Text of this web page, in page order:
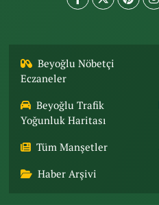
Beyoğlu Nöbetçi
Eczaneler
Beyoğlu Trafik
Yoğunluk Haritası
Tüm Manşetler
Haber Arşivi